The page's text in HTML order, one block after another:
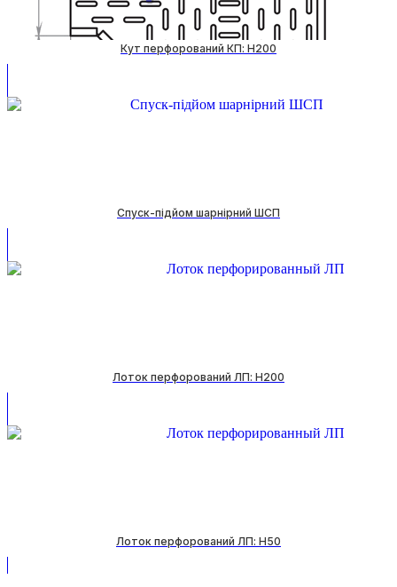
Кут перфорований КП: H200
Спуск-підйом шарнірний ШСП
Лоток перфорований ЛП: H200
Лоток перфорований ЛП: H50